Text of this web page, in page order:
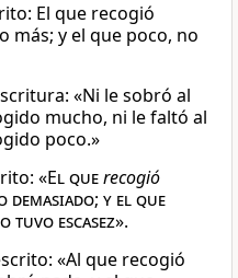
El que recogió
más; y el que poco, no
«Ni le sobró al
mucho, ni le faltó al
poco.»
«El querecogió
demasiado; y el que
tuvo escasez».
«Al que recogió